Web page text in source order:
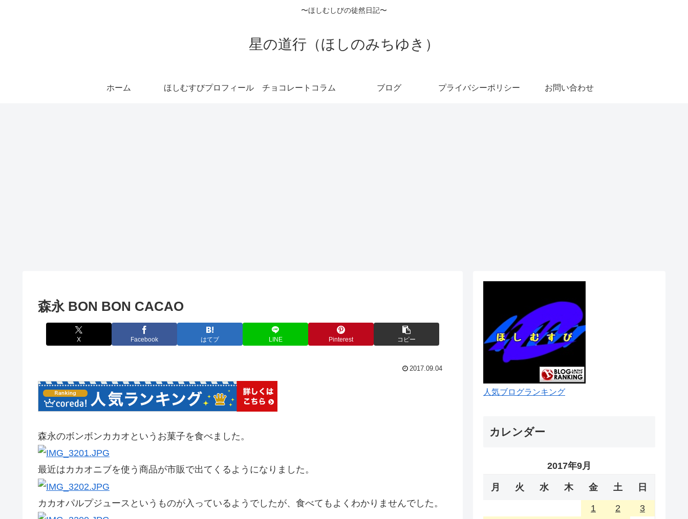
〜ほしむしびの徒然日記〜
星の道行（ほしのみちゆき）
ホーム ほしむすびプロフィール チョコレートコラム ブログ プライバシーポリシー お問い合わせ
森永 BON BON CACAO
X Facebook はてブ LINE Pinterest コピー
2017.09.04
森永のボンボンカカオというお菓子を食べました。
最近はカカオニブを使う商品が市販で出てくるようになりました。
カカオパルプジュースというものが入っているようでしたが、食べてもよくわかりませんでした。
人気ブログランキング
カレンダー
2017年9月
月 火 水 木 金 土 日
1 2
3